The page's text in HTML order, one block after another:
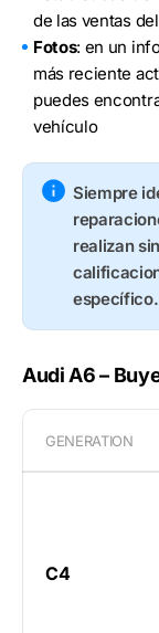
de las ventas
Fotos: en un
más reciente
puedes
vehículo
Siempre
realizan
específico.
Audi A6 –
GENERATION
C4